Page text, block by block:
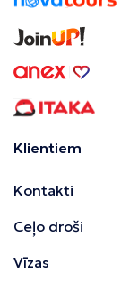
Klientiem
Kontakti
Ceļo droši
Vīzas